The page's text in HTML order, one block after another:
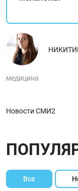
медицина
Новости СМИ2
Все